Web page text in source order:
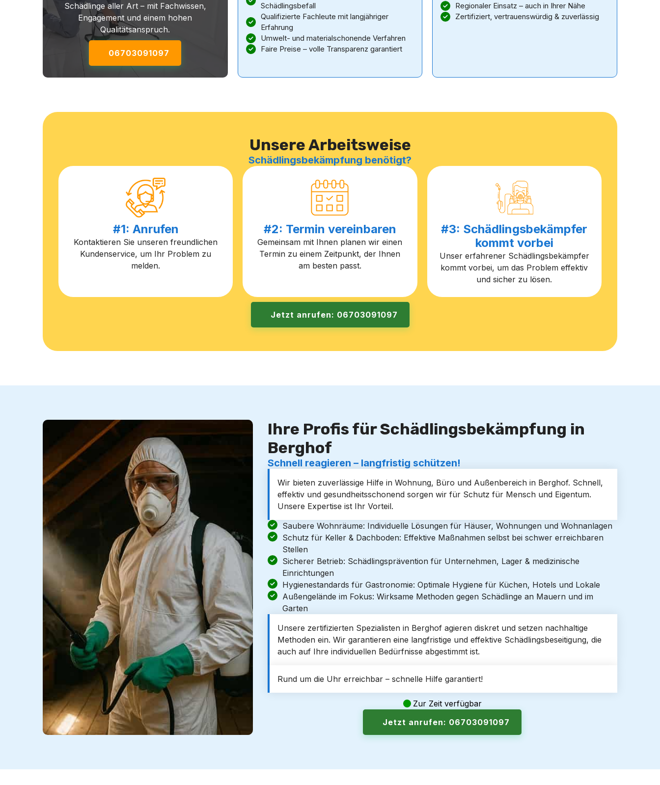
Schädlinge aller Art – mit Fachwissen,
Engagement und einem hohen
Qualitätsanspruch.
06703091097
Schädlingsbefall
Qualifizierte Fachleute mit langjähriger
Erfahrung
Umwelt- und materialschonende Verfahren
Faire Preise – volle Transparenz garantiert
Regionaler Einsatz – auch in Ihrer Nähe
Zertifiziert, vertrauenswürdig & zuverlässig
Unsere Arbeitsweise
Schädlingsbekämpfung benötigt?
#1: Anrufen
Kontaktieren Sie unseren freundlichen
Kundenservice, um Ihr Problem zu
melden.
#2: Termin vereinbaren
Gemeinsam mit Ihnen planen wir einen
Termin zu einem Zeitpunkt, der Ihnen
am besten passt.
#3: Schädlingsbekämpfer
kommt vorbei
Unser erfahrener Schädlingsbekämpfer
kommt vorbei, um das Problem effektiv
und sicher zu lösen.
Jetzt anrufen: 06703091097
Ihre Profis für Schädlingsbekämpfung in
Berghof
Schnell reagieren – langfristig schützen!
Wir bieten zuverlässige Hilfe in Wohnung, Büro und Außenbereich in Berghof. Schnell,
effektiv und gesundheitsschonend sorgen wir für Schutz für Mensch und Eigentum.
Unsere Expertise ist Ihr Vorteil.
Saubere Wohnräume: Individuelle Lösungen für Häuser, Wohnungen und Wohnanlagen
Schutz für Keller & Dachboden: Effektive Maßnahmen selbst bei schwer erreichbaren
Stellen
Sicherer Betrieb: Schädlingsprävention für Unternehmen, Lager & medizinische
Einrichtungen
Hygienestandards für Gastronomie: Optimale Hygiene für Küchen, Hotels und Lokale
Außengelände im Fokus: Wirksame Methoden gegen Schädlinge an Mauern und im
Garten
Unsere zertifizierten Spezialisten in Berghof agieren diskret und setzen nachhaltige
Methoden ein. Wir garantieren eine langfristige und effektive Schädlingsbeseitigung, die
auch auf Ihre individuellen Bedürfnisse abgestimmt ist.
Rund um die Uhr erreichbar – schnelle Hilfe garantiert!
Zur Zeit verfügbar
Jetzt anrufen: 06703091097